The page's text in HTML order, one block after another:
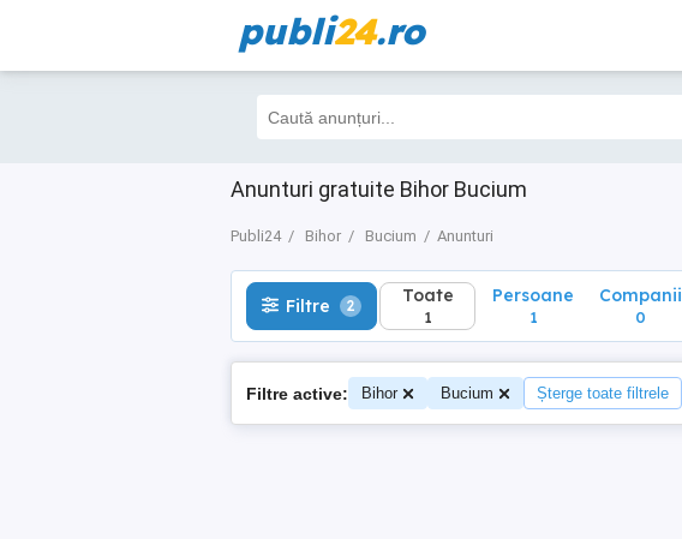
publi24.ro
Anunturi gratuite Bihor Bucium
Publi24 Bihor Bucium Anunturi
Filtre 2 Toate
1
Filtre 2 Toate
1
Persoane
1
Companii
0
Filtre active: Bihor Bucium Șterge toate filtrele